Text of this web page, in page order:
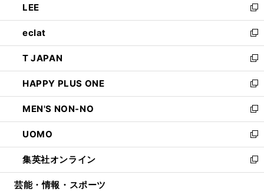
く
で
開
く
ド
ウ
で
開
く
ィ
ン
ド
ウ
で
開
く
い
ウ
ィ
ン
ド
ウ
で
開
く
LEE
新
し
い
ウ
ィ
ン
ド
ウ
で
開
く
eclat
新
し
い
ウ
ィ
ン
ド
ウ
で
開
く
T JAPAN
新
し
い
ウ
ィ
ン
ド
ウ
で
開
HAPPY PLUS ONE
新
し
い
ウ
ィ
ン
ド
ウ
MEN'S NON-NO
新
し
い
ウ
ィ
ン
UOMO
新
し
い
ウ
集英社オンライン
新
し
芸能・情報・スポーツ